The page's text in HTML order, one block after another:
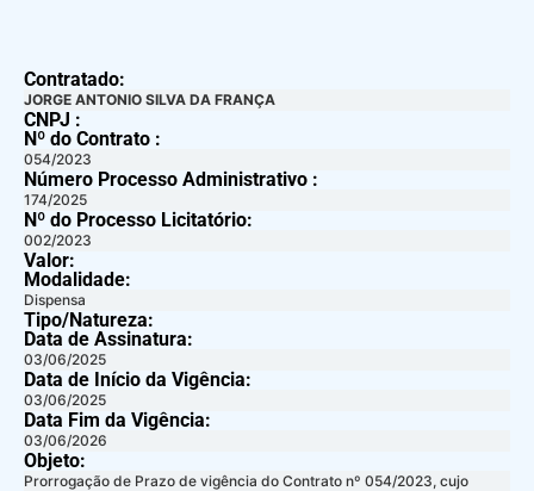
Contratado:
JORGE ANTONIO SILVA DA FRANÇA
CNPJ :
Nº do Contrato :
054/2023
Número Processo Administrativo :
174/2025
Nº do Processo Licitatório:
002/2023
Valor:
Modalidade:
Dispensa
Tipo/Natureza:
Data de Assinatura:
03/06/2025
Data de Início da Vigência:
03/06/2025
Data Fim da Vigência:
03/06/2026
Objeto:
Prorrogação de Prazo de vigência do Contrato nº 054/2023, cujo